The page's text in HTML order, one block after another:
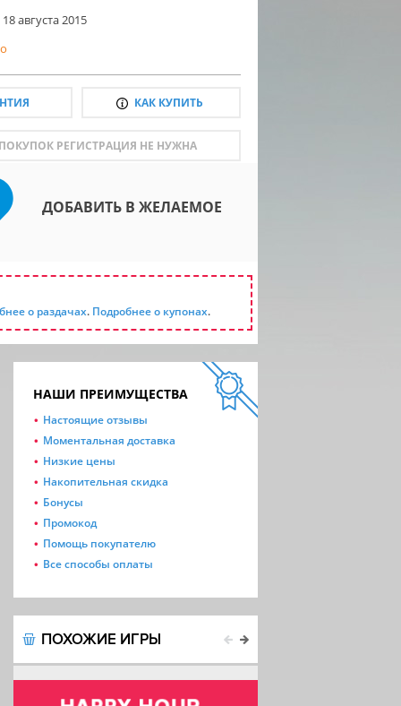
18 августа 2015
КАК КУПИТЬ
РЕГИСТРАЦИЯ НЕ НУЖНА
ДОБАВИТЬ В ЖЕЛАЕМОЕ
о раздачах. Подробнее о купонах.
НАШИ ПРЕИМУЩЕСТВА
Настоящие отзывы
Моментальная доставка
Низкие цены
Накопительная скидка
Бонусы
Промокод
Помощь покупателю
Все способы оплаты
ПОХОЖИЕ ИГРЫ